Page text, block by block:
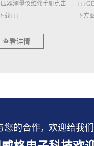
压器测量仪维修手册点击
载↓↓↓
查看详情
册点
您的合作，欢迎给我